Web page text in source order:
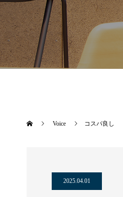
Voice コスパ良し
2025.04.01